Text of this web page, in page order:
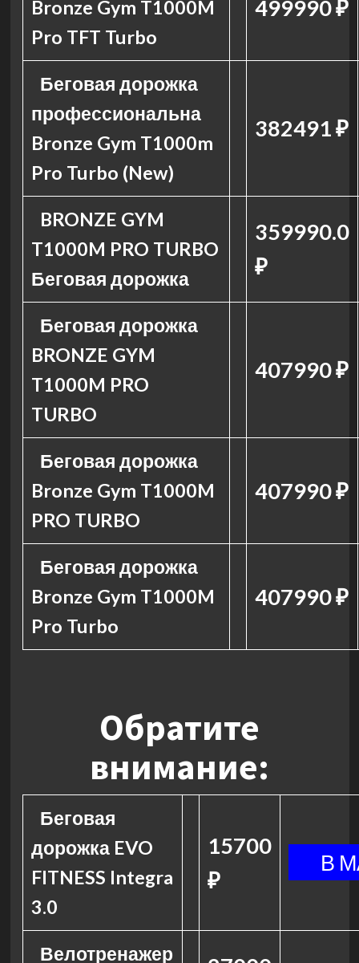
Bronze Gym T1000M
Pro TFT Turbo
499990 ₽
Беговая дорожка
профессиональна
Bronze Gym T1000m
Pro Turbo (New)
382491 ₽
BRONZE GYM
T1000M PRO TURBO
Беговая дорожка
359990.0
₽
Беговая дорожка
BRONZE GYM
T1000M PRO
TURBO
407990 ₽
Беговая дорожка
Bronze Gym T1000M
PRO TURBO
407990 ₽
Беговая дорожка
Bronze Gym T1000M
Pro Turbo
407990 ₽
Обратите
внимание:
Беговая
дорожка EVO
FITNESS Integra
3.0
15700
₽
Велотренажер